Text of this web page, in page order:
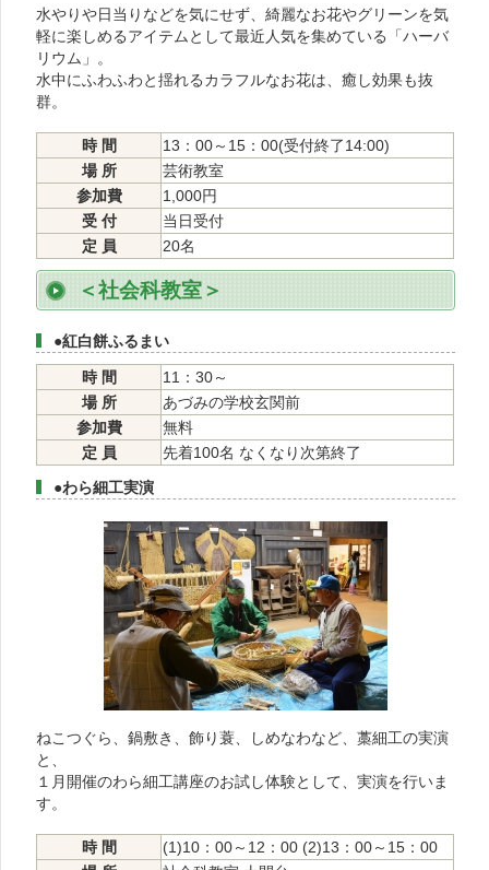
水やりや日当りなどを気にせず、綺麗なお花やグリーンを気
軽に楽しめるアイテムとして最近人気を集めている「ハーバ
リウム」。
水中にふわふわと揺れるカラフルなお花は、癒し効果も抜
群。
時 間
13：00～15：00(受付終了14:00)
場 所
芸術教室
参加費
1,000円
受 付
当日受付
定 員
20名
＜社会科教室＞
●紅白餅ふるまい
時 間
11：30～
場 所
あづみの学校玄関前
参加費
無料
定 員
先着100名 なくなり次第終了
●わら細工実演
ねこつぐら、鍋敷き、飾り蓑、しめなわなど、藁細工の実演
と、
１月開催のわら細工講座のお試し体験として、実演を行いま
す。
時 間
(1)10：00～12：00 (2)13：00～15：00